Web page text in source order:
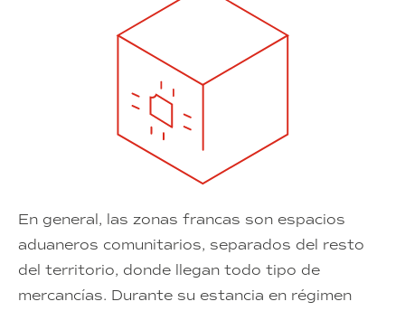
En general, las zonas francas son espacios
aduaneros comunitarios, separados del resto
del territorio, donde llegan todo tipo de
mercancías. Durante su estancia en régimen